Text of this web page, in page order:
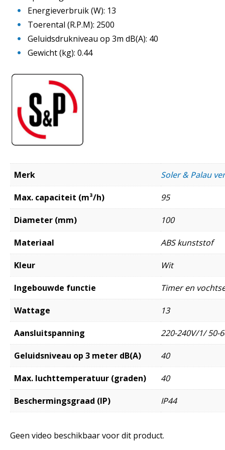
Energieverbruik (W): 13
Toerental (R.P.M): 2500
Geluidsdrukniveau op 3m dB(A): 40
Gewicht (kg): 0.44
Merk Soler & Palau
Max. capaciteit (m³/h) 95
Diameter (mm) 100
Materiaal ABS kunststof
Kleur Wit
Ingebouwde functie Timer en
Wattage 13
Aansluitspanning 220-240V/1/ 50-
Geluidsniveau op 3 meter dB(A) 40
Max. luchttemperatuur (graden) 40
Beschermingsgraad (IP) IP44
Geen video beschikbaar voor dit product.